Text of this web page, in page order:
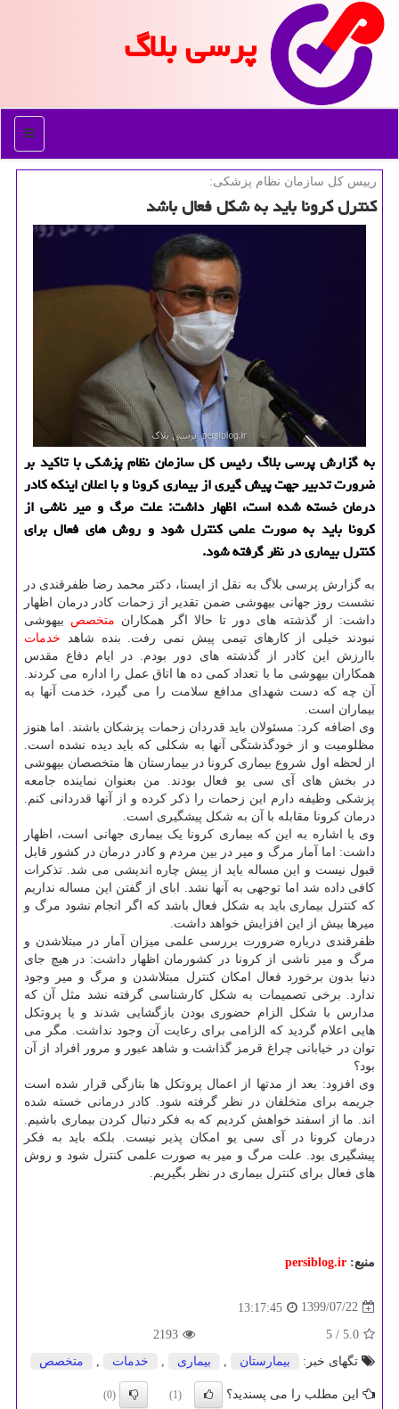
پرسی بلاگ
منو
رییس كل سازمان نظام پزشكی:
كنترل كرونا باید به شكل فعال باشد
به گزارش پرسی بلاگ رئیس كل سازمان نظام پزشكی با تاكید بر
ضرورت تدبیر جهت پیش گیری از بیماری كرونا و با اعلان اینكه كادر
درمان خسته شده است، اظهار داشت: علت مرگ و میر ناشی از
كرونا باید به صورت علمی كنترل شود و روش های فعال برای
كنترل بیماری در نظر گرفته شود.
به گزارش پرسی بلاگ به نقل از ایسنا، دکتر محمد رضا ظفرقندی در
نشست روز جهانی بیهوشی ضمن تقدیر از زحمات کادر درمان اظهار
داشت: از گذشته های دور تا حالا اگر همکاران متخصص بیهوشی
نبودند خیلی از کارهای تیمی پیش نمی رفت. بنده شاهد خدمات
باارزش این کادر از گذشته های دور بودم. در ایام دفاع مقدس
همکاران بیهوشی ما با تعداد کمی ده ها اتاق عمل را اداره می کردند.
آن چه که دست شهدای مدافع سلامت را می گیرد، خدمت آنها به
بیماران است.
وی اضافه کرد: مسئولان باید قدردان زحمات پزشکان باشند. اما هنوز
مظلومیت و از خودگذشتگی آنها به شکلی که باید دیده نشده است.
از لحظه اول شروع بیماری کرونا در بیمارستان ها متخصصان بیهوشی
در بخش های آی سی یو فعال بودند. من بعنوان نماینده جامعه
پزشکی وظیفه دارم این زحمات را ذکر کرده و از آنها قدردانی کنم.
درمان کرونا مقابله با آن به شکل پیشگیری است.
وی با اشاره به این که بیماری کرونا یک بیماری جهانی است، اظهار
داشت: اما آمار مرگ و میر در بین مردم و کادر درمان در کشور قابل
قبول نیست و این مساله باید از پیش چاره اندیشی می شد. تذکرات
کافی داده شد اما توجهی به آنها نشد. ابای از گفتن این مساله نداریم
که کنترل بیماری باید به شکل فعال باشد که اگر انجام نشود مرگ و
میرها بیش از این افزایش خواهد داشت.
ظفرقندی درباره ضرورت بررسی علمی میزان آمار در مبتلاشدن و
مرگ و میر ناشی از کرونا در کشورمان اظهار داشت: در هیچ جای
دنیا بدون برخورد فعال امکان کنترل مبتلاشدن و مرگ و میر وجود
ندارد. برخی تصمیمات به شکل کارشناسی گرفته نشد مثل آن که
مدارس با شکل الزام حضوری بودن بازگشایی شدند و یا پروتکل
هایی اعلام گردید که الزامی برای رعایت آن وجود نداشت. مگر می
توان در خیابانی چراغ قرمز گذاشت و شاهد عبور و مرور افراد از آن
بود؟
وی افزود: بعد از مدتها از اعمال پروتکل ها بتازگی قرار شده است
جریمه برای متخلفان در نظر گرفته شود. کادر درمانی خسته شده
اند. ما از اسفند خواهش کردیم که به فکر دنبال کردن بیماری باشیم.
درمان کرونا در آی سی یو امکان پذیر نیست. بلکه باید به فکر
پیشگیری بود. علت مرگ و میر به صورت علمی کنترل شود و روش
های فعال برای کنترل بیماری در نظر بگیریم.
منبع: persiblog.ir
1399/07/22
13:17:45
5.0
/ 5
2193
تگهای خبر:
بیمارستان , بیماری , خدمات , متخصص
این مطلب را می پسندید؟ (1)
(0)